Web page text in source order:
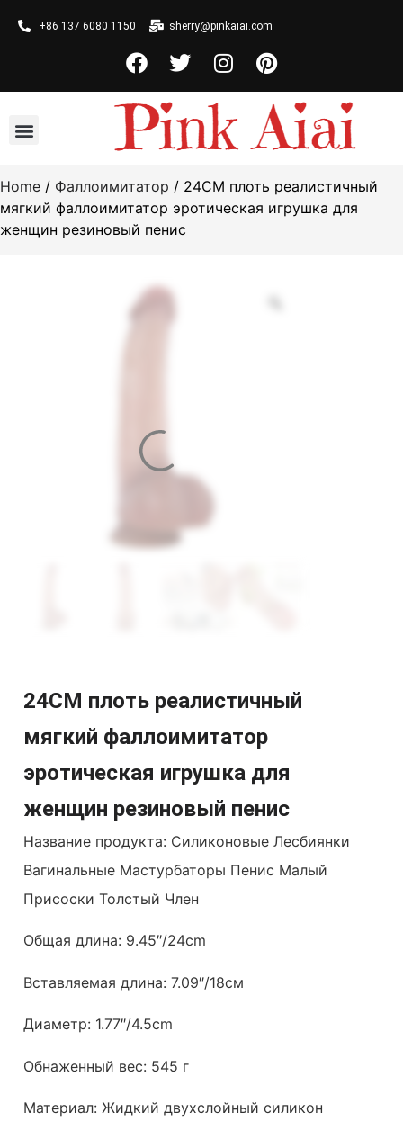
+86 137 6080 1150 sherry@pinkaiai.com
Home / Фаллоимитатор / 24CM плоть реалистичный
мягкий фаллоимитатор эротическая игрушка для
женщин резиновый пенис
24CM плоть реалистичный
мягкий фаллоимитатор
эротическая игрушка для
женщин резиновый пенис
Название продукта: Силиконовые Лесбиянки
Вагинальные Мастурбаторы Пенис Малый
Присоски Толстый Член
Общая длина: 9.45″/24cm
Вставляемая длина: 7.09″/18см
Диаметр: 1.77″/4.5cm
Обнаженный вес: 545 г
Материал: Жидкий двухслойный силикон